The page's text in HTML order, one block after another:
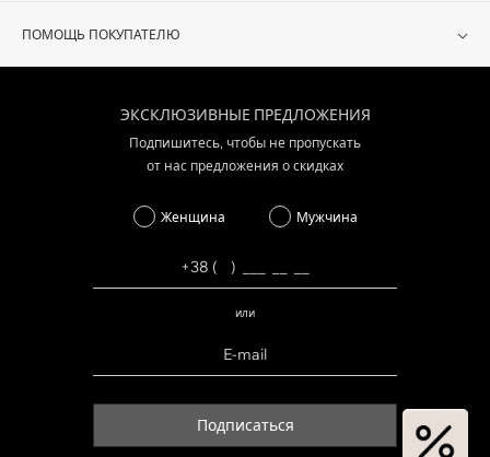
ПОМОЩЬ ПОКУПАТЕЛЮ
ЭКСКЛЮЗИВНЫЕ ПРЕДЛОЖЕНИЯ
Подпишитесь, чтобы не пропускать
от нас предложения о скидках
Женщина Мужчина
или
Подписаться